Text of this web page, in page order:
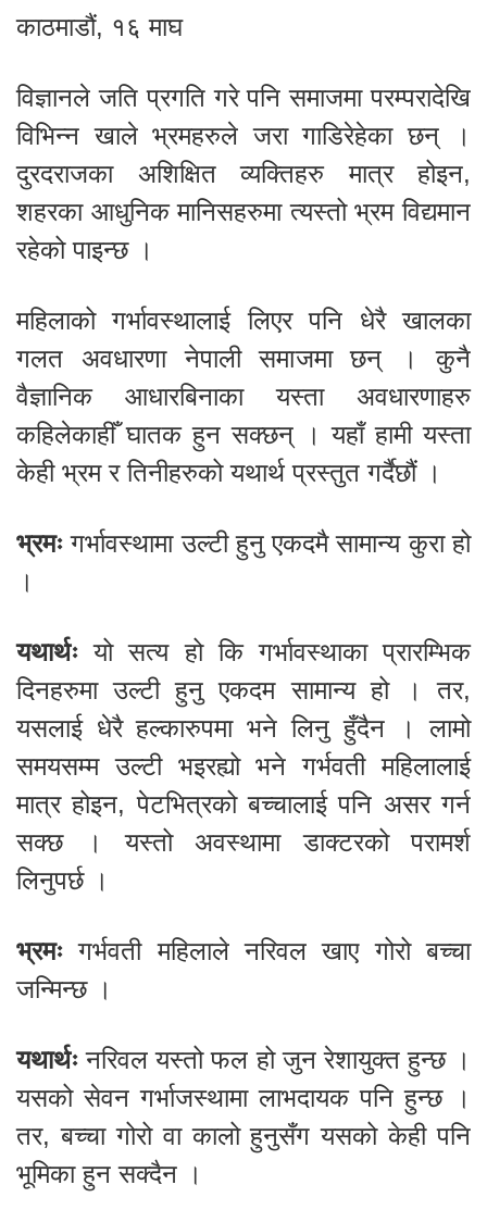
काठमाडौं, १६ माघ
विज्ञानले जति प्रगति गरे पनि समाजमा परम्परादेखि
विभिन्न खाले भ्रमहरुले जरा गाडिरेहेका छन् ।
दुरदराजका अशिक्षित व्यक्तिहरु मात्र होइन,
शहरका आधुनिक मानिसहरुमा त्यस्तो भ्रम विद्यमान
रहेको पाइन्छ ।
महिलाको गर्भावस्थालाई लिएर पनि धेरै खालका
गलत अवधारणा नेपाली समाजमा छन् । कुनै
वैज्ञानिक आधारबिनाका यस्ता अवधारणाहरु
कहिलेकाहीँ घातक हुन सक्छन् । यहाँ हामी यस्ता
केही भ्रम र तिनीहरुको यथार्थ प्रस्तुत गर्दैछौं ।
भ्रमः गर्भावस्थामा उल्टी हुनु एकदमै सामान्य कुरा हो
।
यथार्थः यो सत्य हो कि गर्भावस्थाका प्रारम्भिक
दिनहरुमा उल्टी हुनु एकदम सामान्य हो । तर,
यसलाई धेरै हल्कारुपमा भने लिनु हुँदैन । लामो
समयसम्म उल्टी भइरह्यो भने गर्भवती महिलालाई
मात्र होइन, पेटभित्रको बच्चालाई पनि असर गर्न
सक्छ । यस्तो अवस्थामा डाक्टरको परामर्श
लिनुपर्छ ।
भ्रमः गर्भवती महिलाले नरिवल खाए गोरो बच्चा
जन्मिन्छ ।
यथार्थः नरिवल यस्तो फल हो जुन रेशायुक्त हुन्छ ।
यसको सेवन गर्भाजस्थामा लाभदायक पनि हुन्छ ।
तर, बच्चा गोरो वा कालो हुनुसँग यसको केही पनि
भूमिका हुन सक्दैन ।